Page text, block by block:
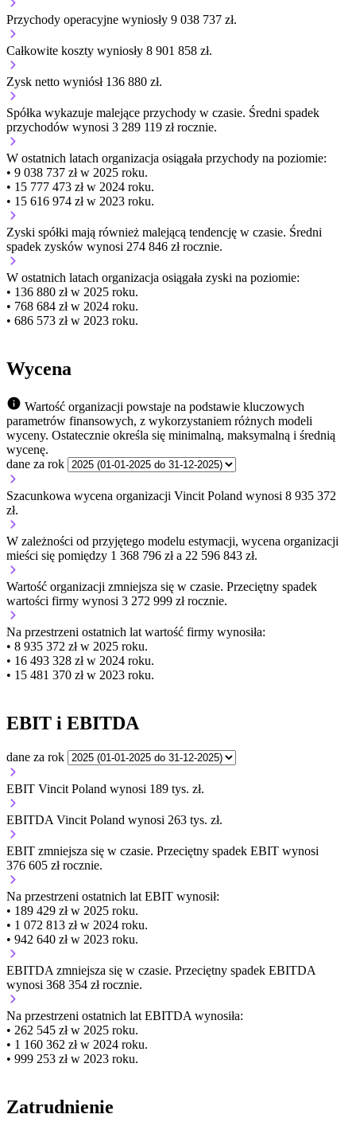
Przychody operacyjne wyniosły 9 038 737 zł.
Całkowite koszty wyniosły 8 901 858 zł.
Zysk netto wyniósł 136 880 zł.
Spółka wykazuje malejące przychody w czasie. Średni spadek
przychodów wynosi 3 289 119 zł rocznie.
W ostatnich latach organizacja osiągała przychody na poziomie:
• 9 038 737 zł w 2025 roku.
• 15 777 473 zł w 2024 roku.
• 15 616 974 zł w 2023 roku.
Zyski spółki mają również malejącą tendencję w czasie. Średni
spadek zysków wynosi 274 846 zł rocznie.
W ostatnich latach organizacja osiągała zyski na poziomie:
• 136 880 zł w 2025 roku.
• 768 684 zł w 2024 roku.
• 686 573 zł w 2023 roku.
Wycena
Wartość organizacji powstaje na podstawie kluczowych
parametrów finansowych, z wykorzystaniem różnych modeli
wyceny. Ostatecznie określa się minimalną, maksymalną i średnią
wycenę.
dane za rok
Szacunkowa wycena organizacji Vincit Poland wynosi 8 935 372
zł.
W zależności od przyjętego modelu estymacji, wycena organizacji
mieści się pomiędzy 1 368 796 zł a 22 596 843 zł.
Wartość organizacji zmniejsza się w czasie. Przeciętny spadek
wartości firmy wynosi 3 272 999 zł rocznie.
Na przestrzeni ostatnich lat wartość firmy wynosiła:
• 8 935 372 zł w 2025 roku.
• 16 493 328 zł w 2024 roku.
• 15 481 370 zł w 2023 roku.
EBIT i EBITDA
dane za rok
EBIT Vincit Poland wynosi 189 tys. zł.
EBITDA Vincit Poland wynosi 263 tys. zł.
EBIT zmniejsza się w czasie. Przeciętny spadek EBIT wynosi
376 605 zł rocznie.
Na przestrzeni ostatnich lat EBIT wynosił:
• 189 429 zł w 2025 roku.
• 1 072 813 zł w 2024 roku.
• 942 640 zł w 2023 roku.
EBITDA zmniejsza się w czasie. Przeciętny spadek EBITDA
wynosi 368 354 zł rocznie.
Na przestrzeni ostatnich lat EBITDA wynosiła:
• 262 545 zł w 2025 roku.
• 1 160 362 zł w 2024 roku.
• 999 253 zł w 2023 roku.
Zatrudnienie